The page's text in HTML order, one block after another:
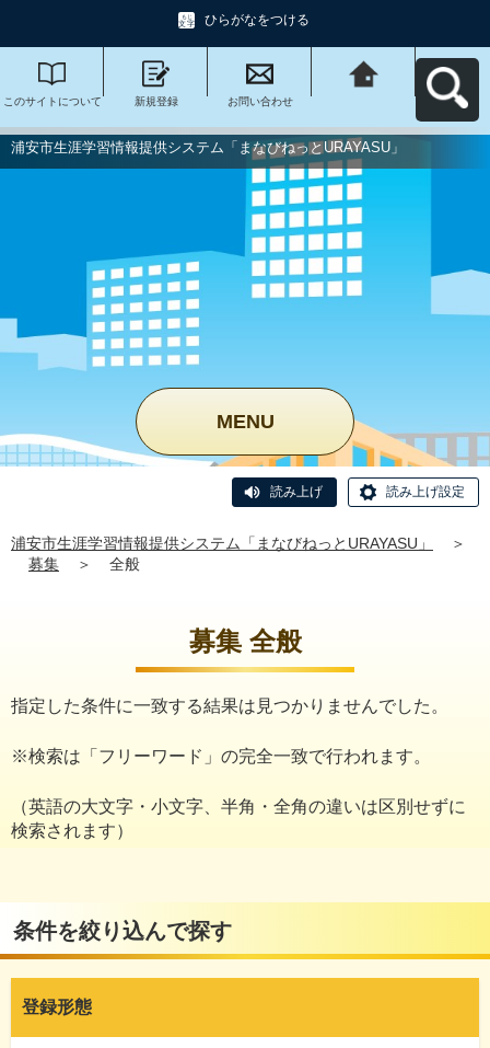
ひらがなをつける
このサイトについて 新規登録 お問い合わせ
びねっと
URAYASU」へ戻る
浦安市生涯学習情報提供システム「まなびねっとURAYASU」
MENU
読み上げ 読み上げ設定
浦安市生涯学習情報提供システム「まなびねっとURAYASU」
＞
募集
＞ 全般
募集 全般
指定した条件に一致する結果は見つかりませんでした。
※検索は「フリーワード」の完全一致で行われます。
（英語の大文字・小文字、半角・全角の違いは区別せずに
検索されます）
条件を絞り込んで探す
登録形態